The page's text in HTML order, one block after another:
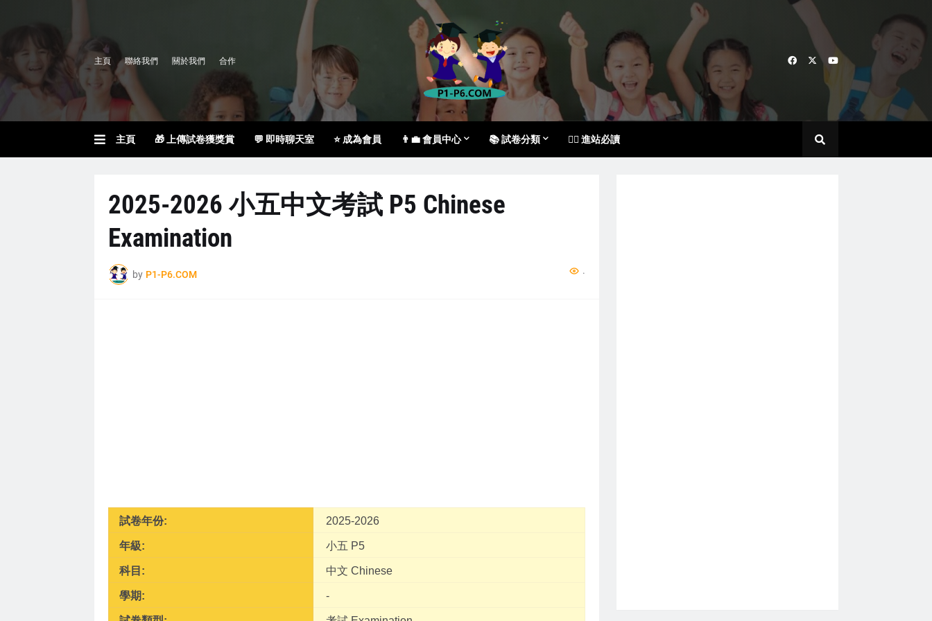
主頁 聯絡我們 關於我們 合作
主頁 🎁 上傳試卷獲獎賞 💬 即時聊天室 ⭐ 成為會員 👨‍💼 會員中心 📚 試卷分類 🙇‍♀️ 進站必讀
2025-2026 小五中文考試 P5 Chinese
Examination
by P1-P6.COM ...
試卷年份: 2025-2026
年級: 小五 P5
科目: 中文 Chinese
學期: -